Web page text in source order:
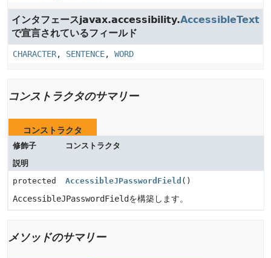
インタフェースjavax.accessibility.AccessibleText
で宣言されているフィールド
CHARACTER, SENTENCE, WORD
コンストラクタのサマリー
コンストラクタ
修飾子
コンストラクタ
説明
protected
AccessibleJPasswordField ()
AccessibleJPasswordFieldを構築します。
メソッドのサマリー